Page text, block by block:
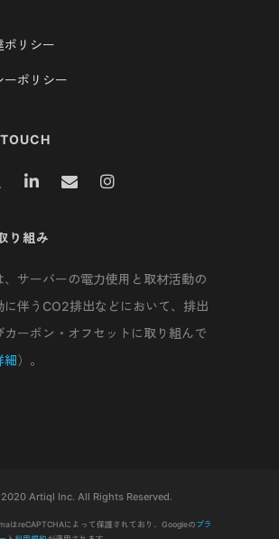
ポリシー
ーポリシー
り組み
、サーバーの電力使用と取材活動の
に伴うCO2排出などにおいて、排出
カーボン・オフセットに取り組んで
細）。
Artiql Inc. All Rights Reserved.
はreCAPTCHAによって保護されており、Googleのプラ